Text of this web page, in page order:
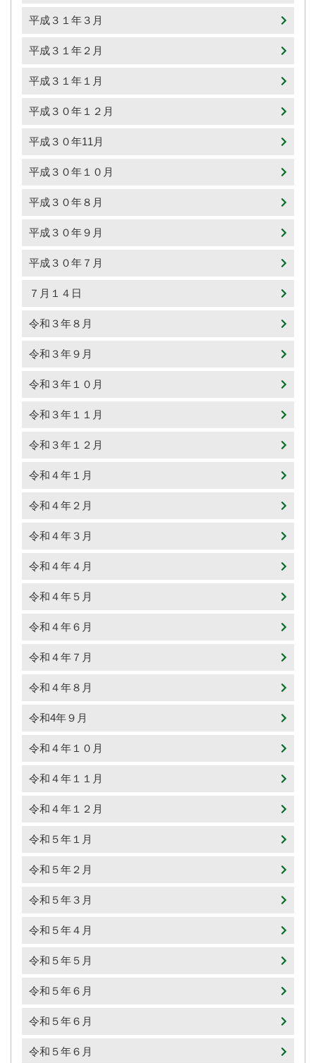
平成３１年３月
平成３１年２月
平成３１年１月
平成３０年１２月
平成３０年11月
平成３０年１０月
平成３０年８月
平成３０年９月
平成３０年７月
７月１４日
令和３年８月
令和３年９月
令和３年１０月
令和３年１１月
令和３年１２月
令和４年１月
令和４年２月
令和４年３月
令和４年４月
令和４年５月
令和４年６月
令和４年７月
令和４年８月
令和4年９月
令和４年１０月
令和４年１１月
令和４年１２月
令和５年１月
令和５年２月
令和５年３月
令和５年４月
令和５年５月
令和５年６月
令和５年６月
令和５年６月